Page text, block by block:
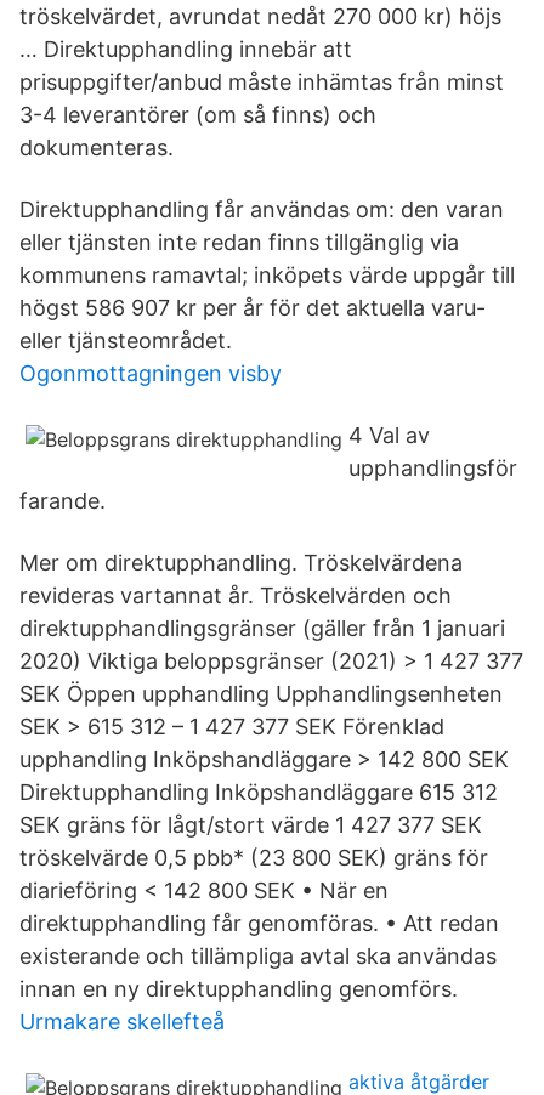
tröskelvärdet, avrundat nedåt 270 000 kr) höjs
… Direktupphandling innebär att
prisuppgifter/anbud måste inhämtas från minst
3-4 leverantörer (om så finns) och
dokumenteras.
Direktupphandling får användas om: den varan
eller tjänsten inte redan finns tillgänglig via
kommunens ramavtal; inköpets värde uppgår till
högst 586 907 kr per år för det aktuella varu-
eller tjänsteområdet.
Ogonmottagningen visby
4 Val av
upphandlingsför
farande.
Mer om direktupphandling. Tröskelvärdena
revideras vartannat år. Tröskelvärden och
direktupphandlingsgränser (gäller från 1 januari
2020) Viktiga beloppsgränser (2021) > 1 427 377
SEK Öppen upphandling Upphandlingsenheten
SEK > 615 312 – 1 427 377 SEK Förenklad
upphandling Inköpshandläggare > 142 800 SEK
Direktupphandling Inköpshandläggare 615 312
SEK gräns för lågt/stort värde 1 427 377 SEK
tröskelvärde 0,5 pbb* (23 800 SEK) gräns för
diarieföring < 142 800 SEK • När en
direktupphandling får genomföras. • Att redan
existerande och tillämpliga avtal ska användas
innan en ny direktupphandling genomförs.
Urmakare skellefteå
aktiva åtgärder